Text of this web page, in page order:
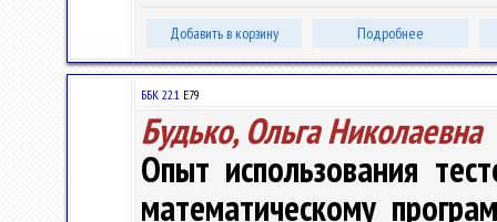
Добавить в корзину Подробнее
ББК 22.1 Е79
Будько, Ольга Николаевна
Опыт использования
математическому